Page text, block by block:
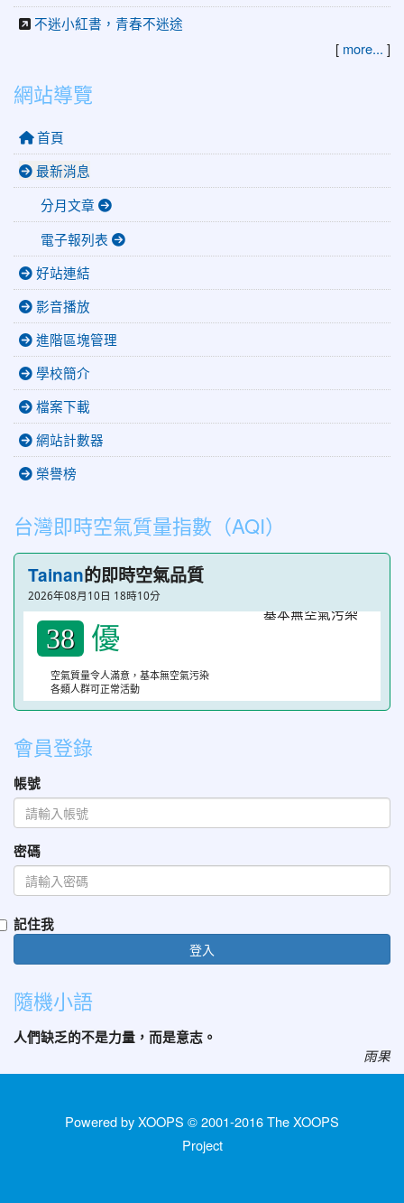
不迷小紅書，青春不迷途
[ more... ]
網站導覽
首頁
最新消息
分月文章
電子報列表
好站連結
影音播放
進階區塊管理
學校簡介
檔案下載
網站計數器
榮譽榜
台灣即時空氣質量指數（AQI）
Tainan的即時空氣品質
2026年08月10日 18時10分
38 優
空氣質量令人滿意，基本無空氣污染
各類人群可正常活動
會員登錄
帳號
密碼
記住我
登入
隨機小語
人們缺乏的不是力量，而是意志。
雨果
Powered by XOOPS © 2001-2016The XOOPS
Project